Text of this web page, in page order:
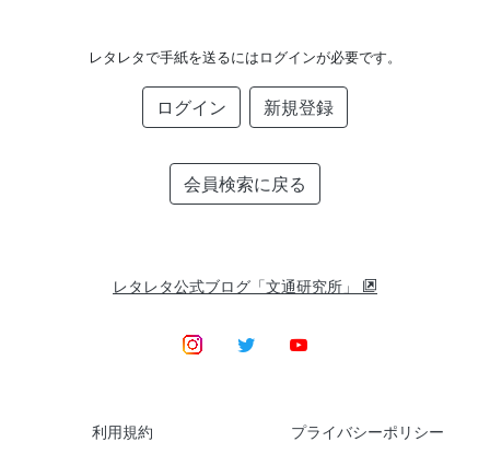
レタレタで手紙を送るにはログインが必要です。
ログイン 新規登録
会員検索に戻る
レタレタ公式ブログ「文通研究所」
利用規約 プライバシーポリシー